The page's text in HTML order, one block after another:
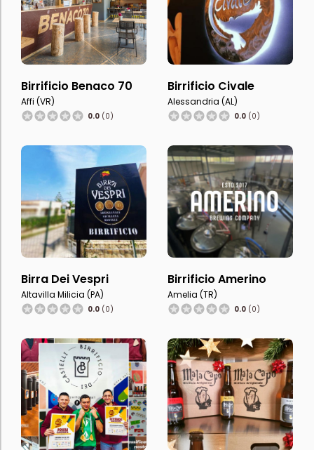
Birrificio Benaco 70
Affi (VR)
0.0 (0)
Birrificio Civale
Alessandria (AL)
0.0 (0)
Birra Dei Vespri
Altavilla Milicia (PA)
0.0 (0)
Birrificio Amerino
Amelia (TR)
0.0 (0)